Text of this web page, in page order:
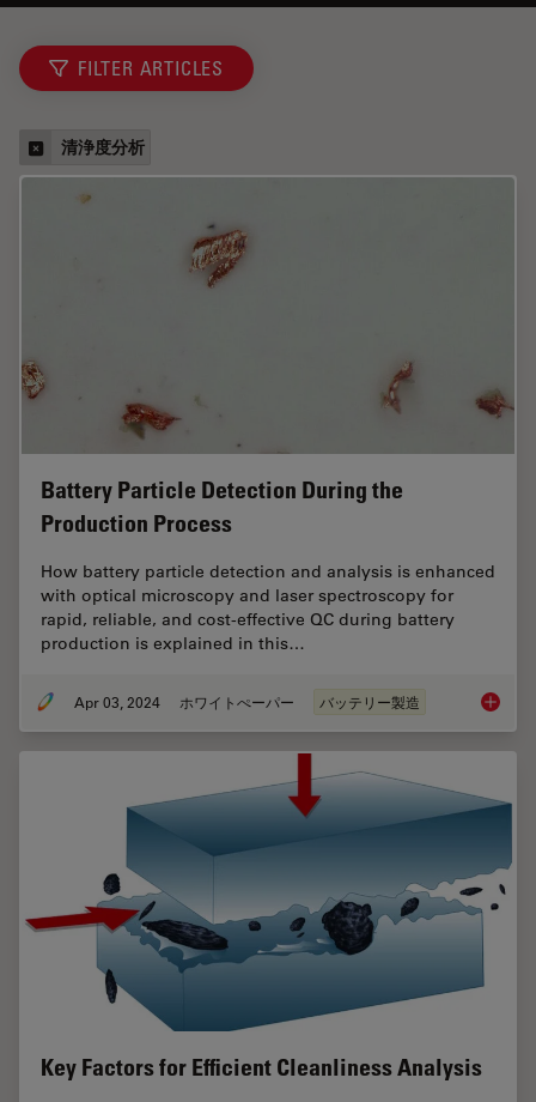
FILTER ARTICLES
清浄度分析
Battery Particle Detection During the
Production Process
How battery particle detection and analysis is enhanced
with optical microscopy and laser spectroscopy for
rapid, reliable, and cost-effective QC during battery
production is explained in this…
Apr 03, 2024 ホワイトぺーパー バッテリー製造 Battery
Key Factors for Efficient Cleanliness Analysis